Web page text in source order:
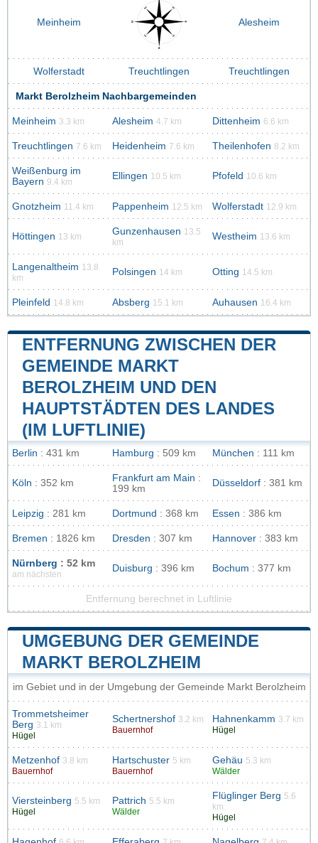
Meinheim Alesheim
Wolferstadt Treuchtlingen Treuchtlingen
Markt Berolzheim Nachbargemeinden
Meinheim 3.3 km Alesheim 4.7 km Dittenheim 6.6 km
Treuchtlingen 7.6 km Heidenheim 7.6 km Theilenhofen 8.2 km
Weißenburg im
Bayern 9.4 km
Ellingen 10.5 km Pfofeld 10.6 km
Gnotzheim 11.4 km Pappenheim 12.5 km Wolferstadt 12.9 km
Höttingen 13 km Gunzenhausen 13.5
km
Westheim 13.6 km
Langenaltheim 13.8
km
Polsingen 14 km Otting 14.5 km
Pleinfeld 14.8 km Absberg 15.1 km Auhausen 16.4 km
ENTFERNUNG ZWISCHEN DER
GEMEINDE MARKT
BEROLZHEIM UND DEN
HAUPTSTÄDTEN DES LANDES
(IM LUFTLINIE)
Berlin : 431 km Hamburg : 509 km München : 111 km
Köln : 352 km Frankfurt am Main :
199 km
Düsseldorf : 381 km
Leipzig : 281 km Dortmund : 368 km Essen : 386 km
Bremen : 1826 km Dresden : 307 km Hannover : 383 km
Nürnberg : 52 km
am nächsten
Duisburg : 396 km Bochum : 377 km
Entfernung berechnet in Luftlinie
UMGEBUNG DER GEMEINDE
MARKT BEROLZHEIM
im Gebiet und in der Umgebung der Gemeinde Markt Berolzheim
Trommetsheimer
Berg 3.1 km
Hügel
Schertnershof 3.2 km
Bauernhof
Hahnenkamm 3.7 km
Hügel
Metzenhof 3.8 km
Bauernhof
Hartschuster 5 km
Bauernhof
Gehäu 5.3 km
Wälder
Viersteinberg 5.5 km
Hügel
Pattrich 5.5 km
Wälder
Flüglinger Berg 5.6
km
Hügel